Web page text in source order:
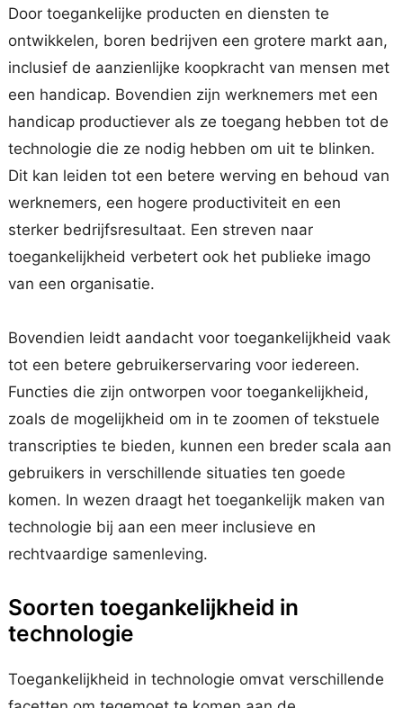
Door toegankelijke producten en diensten te
ontwikkelen, boren bedrijven een grotere markt aan,
inclusief de aanzienlijke koopkracht van mensen met
een handicap. Bovendien zijn werknemers met een
handicap productiever als ze toegang hebben tot de
technologie die ze nodig hebben om uit te blinken.
Dit kan leiden tot een betere werving en behoud van
werknemers, een hogere productiviteit en een
sterker bedrijfsresultaat. Een streven naar
toegankelijkheid verbetert ook het publieke imago
van een organisatie.
Bovendien leidt aandacht voor toegankelijkheid vaak
tot een betere gebruikerservaring voor iedereen.
Functies die zijn ontworpen voor toegankelijkheid,
zoals de mogelijkheid om in te zoomen of tekstuele
transcripties te bieden, kunnen een breder scala aan
gebruikers in verschillende situaties ten goede
komen. In wezen draagt het toegankelijk maken van
technologie bij aan een meer inclusieve en
rechtvaardige samenleving.
Soorten toegankelijkheid in
technologie
Toegankelijkheid in technologie omvat verschillende